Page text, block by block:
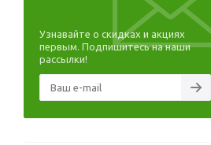
Узнавайте о скидках и акциях
первым. Подпишитесь на наши
рассылки!